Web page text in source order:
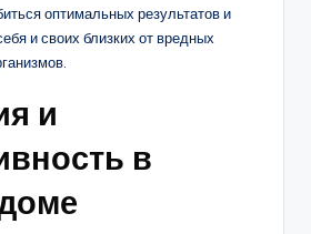
оптимальных результатов и
и своих близких от вредных
и
в